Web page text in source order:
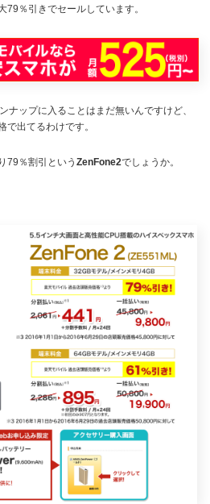
％引きでセールしています。
ナップに入ることはまだ無いんですけど、
で出てるわけです。
79％割引という ZenFone2でしょうか。